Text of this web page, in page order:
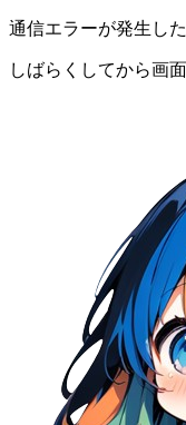
通信エラーが発生した
しばらくしてから画